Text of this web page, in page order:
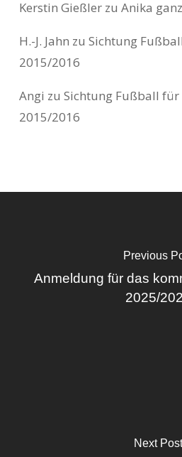
Kerstin Gießlerzu Anika
H.-J. Jahn zu Sichtung
2015/2016
Angi zu Sichtung Fußball für
2015/2016
Previous
Anmeldung für das
2025/
Next